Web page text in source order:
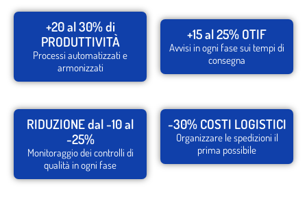
+20 al 30% di
PRODUTTIVITÀ
Processi automatizzati e
armonizzati
+15 al 25% OTIF
Avvisi in ogni fase sui tempi di
consegna
RIDUZIONE dal -10 al
-25%
Monitoraggio dei controlli di
qualità in ogni fase
-30% COSTI LOGISTICI
Organizzare le spedizioni il
prima possibile